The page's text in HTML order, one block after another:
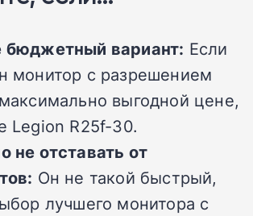
вариант: Если
монитор с разрешением
выгодной цене,
Legion R25f-30.
не отставать от
Он не такой быстрый,
лучшего монитора с